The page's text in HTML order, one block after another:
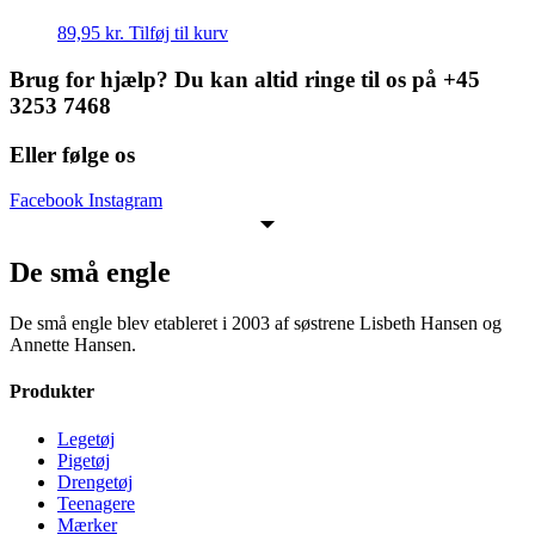
89,95 kr. Tilføj til kurv
Brug for hjælp? Du kan altid ringe til os på +45
3253 7468
Eller følge os
Facebook Instagram
De små engle
De små engle blev etableret i 2003 af søstrene Lisbeth Hansen og
Annette Hansen.
Produkter
Legetøj
Pigetøj
Drengetøj
Teenagere
Mærker